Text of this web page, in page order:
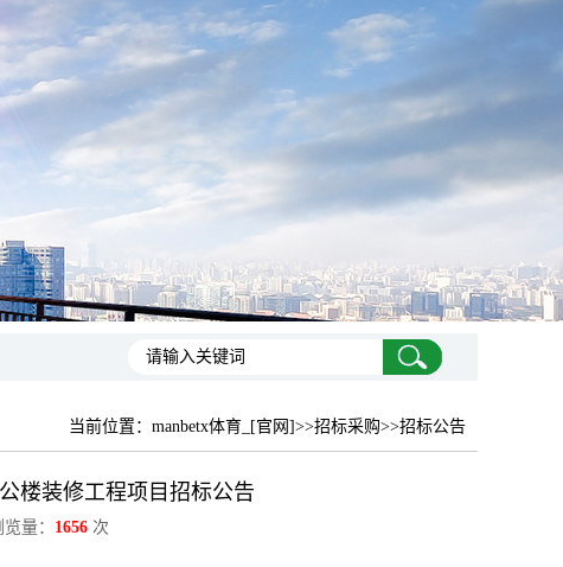
当前位置： manbetx体育_[官网]>>招标采购>>招标公告
楼装修工程项目招标公告
量： 1656 次